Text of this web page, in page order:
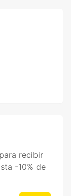
recibir
-10% de